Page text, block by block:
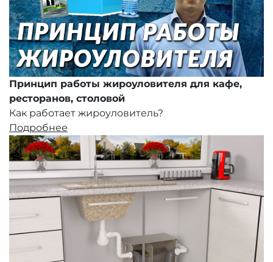
Принцип работы жироуловителя для кафе,
ресторанов, столовой
Как работает жироуловитель?
Подробнее